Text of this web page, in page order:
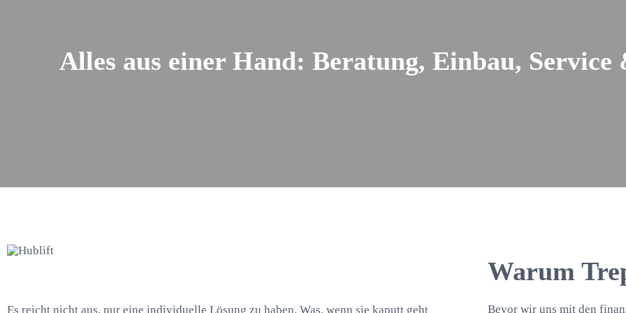
Alles aus einer Hand: Beratung, Einbau,
Es reicht nicht aus, nur eine individuelle Lösung zu haben. Was, wenn sie kaputt geht
Warum
Bevor wir uns mit den